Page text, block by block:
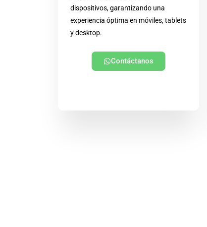
dispositivos, garantizando una
experiencia óptima en móviles, tablets
y desktop.
Contáctanos